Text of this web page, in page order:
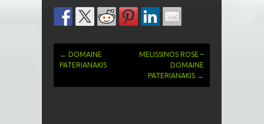
Post
navigation
← DOMAINE
PATERIANAKIS
MELISSINOS ROSE –
DOMAINE
PATERIANAKIS →